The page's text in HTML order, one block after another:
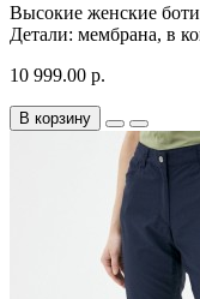
Высокие женские
Детали: мембрана, в
10 999.00 р.
В корзину